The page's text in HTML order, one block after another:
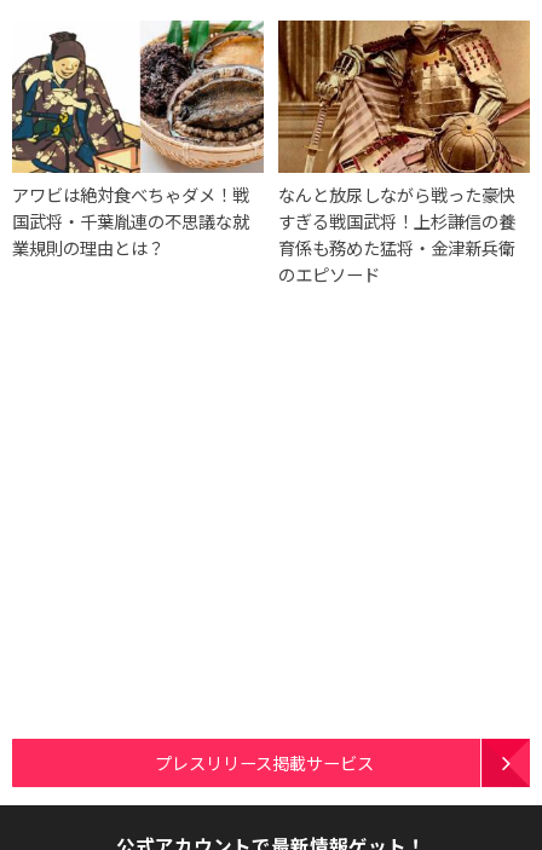
アワビは絶対食べちゃダメ！戦
国武将・千葉胤連の不思議な就
業規則の理由とは？
なんと放尿しながら戦った豪快
すぎる戦国武将！上杉謙信の養
育係も務めた猛将・金津新兵衛
のエピソード
プレスリリース掲載サービス